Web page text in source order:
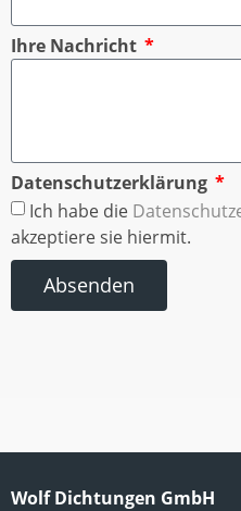
Ihre Nachricht
Datenschutzerklärung
Ich habe die
akzeptiere sie hiermit.
Absenden
Wolf Dichtungen GmbH